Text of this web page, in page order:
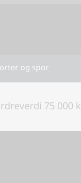
og spor
75 000